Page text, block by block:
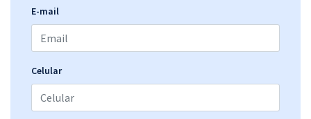
E-mail
Celular